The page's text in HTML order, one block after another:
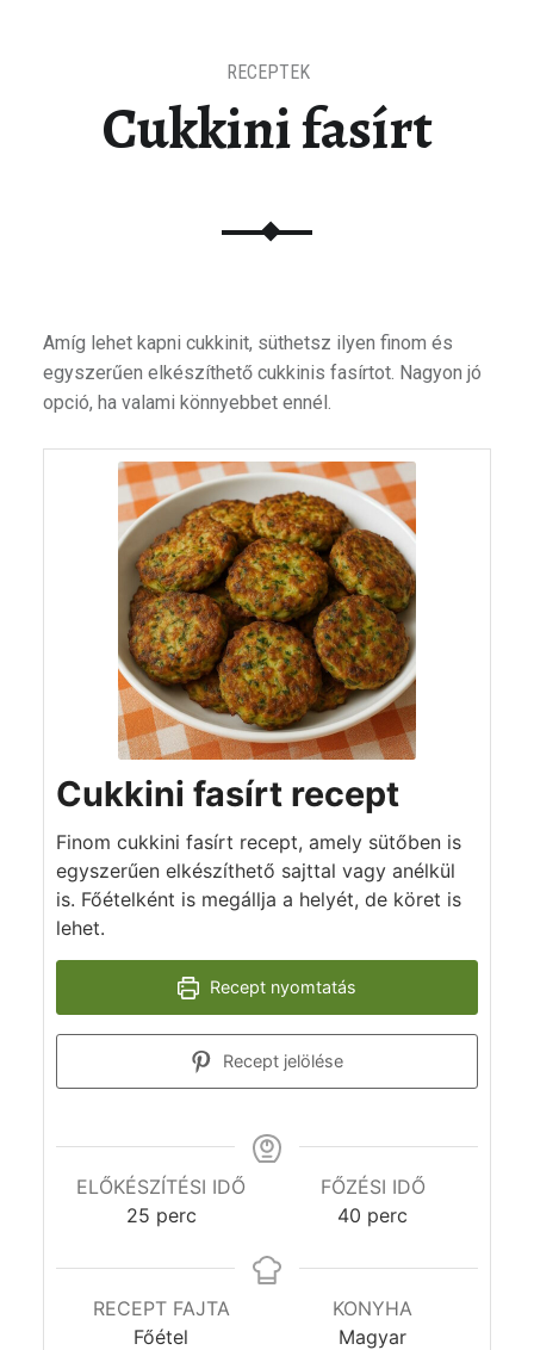
Cukkini fasírt
RECEPTEK
Amíg lehet kapni cukkinit, süthetsz ilyen finom és
egyszerűen elkészíthető cukkinis fasírtot. Nagyon jó
opció, ha valami könnyebbet ennél.
Cukkini fasírt recept
Finom cukkini fasírt recept, amely sütőben is
egyszerűen elkészíthető sajttal vagy anélkül
is. Főételként is megállja a helyét, de köret is
lehet.
Recept nyomtatás
Recept jelölése
ELŐKÉSZÍTÉSI IDŐ
25
jegyzőkönyv
perc
FŐZÉSI IDŐ
40
jegyzőkönyv
perc
RECEPT FAJTA
Főétel
KONYHA
Magyar